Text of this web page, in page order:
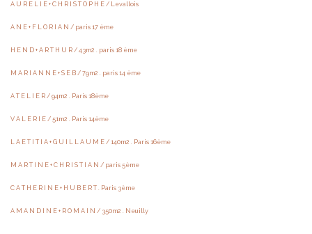
A U R E L I E + C H R I S T O P H E / Levallois
A N E + F L O R I A N / paris 17 ème
H E N D + A R T H U R / 43m2 . paris 18 ème
M A R I A N N E + S E B / 79m2 . paris 14 ème
A T E L I E R / 94m2 . Paris 18ème
V A L E R I E / 51m2 . Paris 14ème
L A E T I T I A + G U I L L A U M E / 140m2 . Paris 16ème
M A R T I N E + C H R I S T I A N / paris 5ème
C A T H E R I N E + H U B E R T . Paris 3ème
A M A N D I N E + R O M A I N / 350m2 . Neuilly